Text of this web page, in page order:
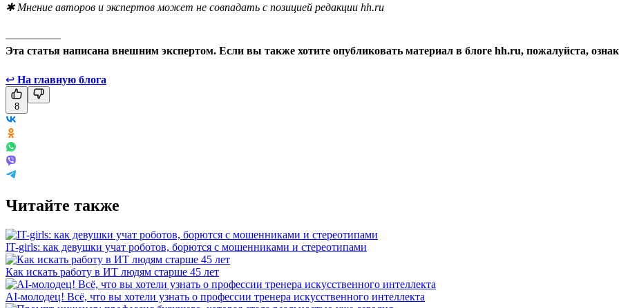
✱ Мнение авторов и экспертов может не совпадать с позицией редакции hh.ru
Эта статья написана внешним экспертом. Если вы также хотите опубликовать материал в блоге hh.ru, пожалуйста,
↩ На главную блога
8
Читайте также
IT-girls: как девушки учат роботов, борются с мошенниками и стереотипами
Как искать работу в ИТ людям старше 45 лет
AI-молодец! Всё, что вы хотели узнать о профессии тренера искусственного интеллекта